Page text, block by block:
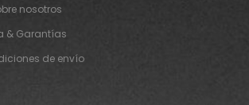
nosotros
& Garantías
de envío